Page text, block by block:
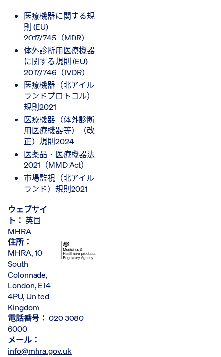
医療機器に関する規
則 (EU)
2017/745（MDR）
体外診断用医療機器
に関する規則 (EU)
2017/746（IVDR）
医療機器（北アイル
ランドプロトコル）
規則2021
医療機器（体外診断
用医療機器等）（改
正）規則2024
医薬品・医療機器法
2021（MMD Act）
市場監視（北アイル
ランド）規則2021
ウェブサイ
ト： 英国
MHRA
住所：
MHRA, 10
South
Colonnade,
London, E14
4PU, United
Kingdom
電話番号： 020 3080
6000
メール：
info@mhra.gov.uk